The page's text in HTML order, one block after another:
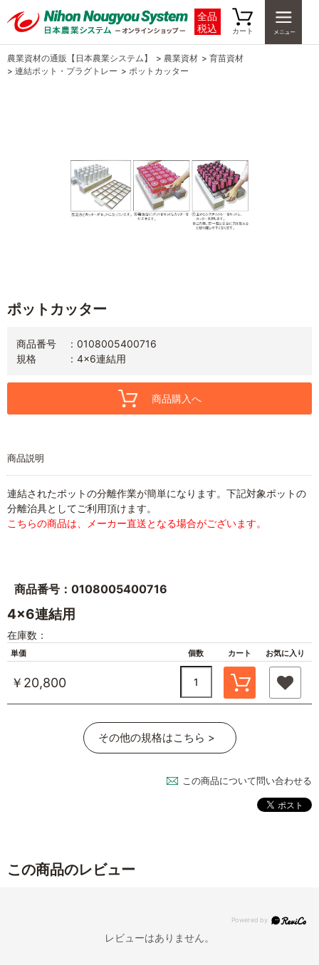
全品
税込
カート
農業資材の通販【日本農業システム】 > 農業資材 > 育苗資材
> 連結ポット・プラグトレー > ポットカッター
ポットカッター
商品番号
0108005400716
規格
4x6連結用
商品購入へ
商品説明
連結されたポットの分離作業が簡単になります。下記対象ポットの
分離治具としてご利用頂けます。
こちらの商品は、メーカー直送となる場合がございます。
商品番号：0108005400716
4x6連結用
在庫数：
単価 個数 カート お気に入り
￥20,800
その他の規格はこちら >
この商品について問い合わせる
この商品のレビュー
レビューはありません。